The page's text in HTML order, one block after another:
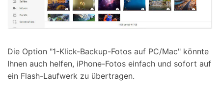
Die Option "1-Klick-Backup-Fotos auf PC/Mac" könnte
Ihnen auch helfen, iPhone-Fotos einfach und sofort auf
ein Flash-Laufwerk zu übertragen.